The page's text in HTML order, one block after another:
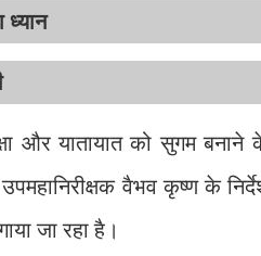
ध्यान
और यातायात को सुगम
उपमहानिरीक्षक वैभव कृष्ण के
जा रहा है।